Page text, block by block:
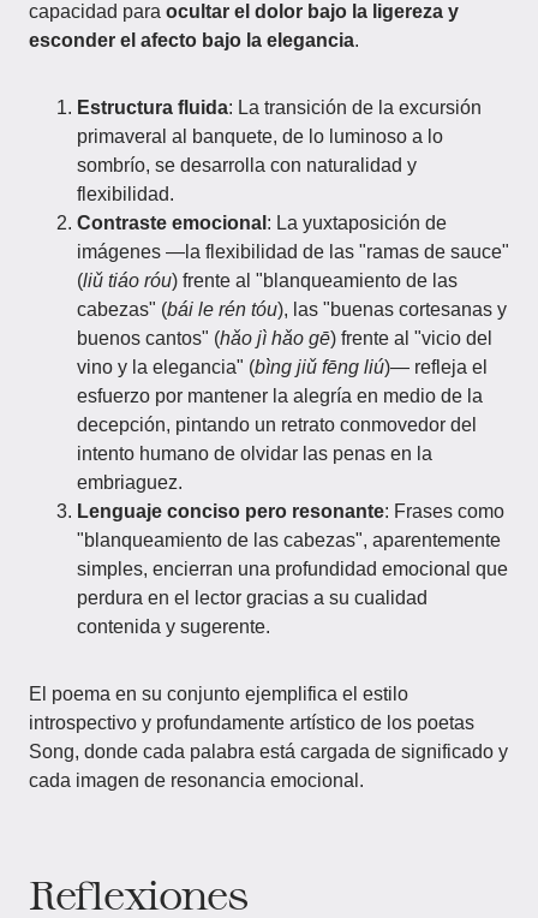
capacidad para ocultar el dolor bajo la ligereza y
esconder el afecto bajo la elegancia.
Estructura fluida: La transición de la excursión
primaveral al banquete, de lo luminoso a lo
sombrío, se desarrolla con naturalidad y
flexibilidad.
Contraste emocional : La yuxtaposición de
imágenes —la flexibilidad de las "ramas de sauce"
(liǔ tiáo róu) frente al "blanqueamiento de las
cabezas" (bái le rén tóu), las "buenas cortesanas y
buenos cantos" (hǎo jì hǎo gē) frente al "vicio del
vino y la elegancia" (bìng jiǔ fēng liú)— refleja el
esfuerzo por mantener la alegría en medio de la
decepción, pintando un retrato conmovedor del
intento humano de olvidar las penas en la
embriaguez.
Lenguaje conciso pero resonante: Frases como
"blanqueamiento de las cabezas", aparentemente
simples, encierran una profundidad emocional que
perdura en el lector gracias a su cualidad
contenida y sugerente.
El poema en su conjunto ejemplifica el estilo
introspectivo y profundamente artístico de los poetas
Song, donde cada palabra está cargada de significado y
cada imagen de resonancia emocional.
Reflexiones